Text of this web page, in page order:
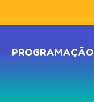
PROGRAMAÇÃO